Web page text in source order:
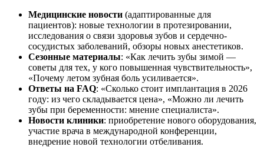
Медицинские новости (адаптированные для
пациентов): новые технологии в протезировании,
исследования о связи здоровья зубов и сердечно-
сосудистых заболеваний, обзоры новых анестетиков.
Сезонные материалы: «Как лечить зубы зимой —
советы для тех, у кого повышенная чувствительность»,
«Почему летом зубная боль усиливается».
Ответы на FAQ: «Сколько стоит имплантация в 2026
году: из чего складывается цена», «Можно ли лечить
зубы при беременности: мнение специалиста».
Новости клиники: приобретение нового оборудования,
участие врача в международной конференции,
внедрение новой технологии отбеливания.